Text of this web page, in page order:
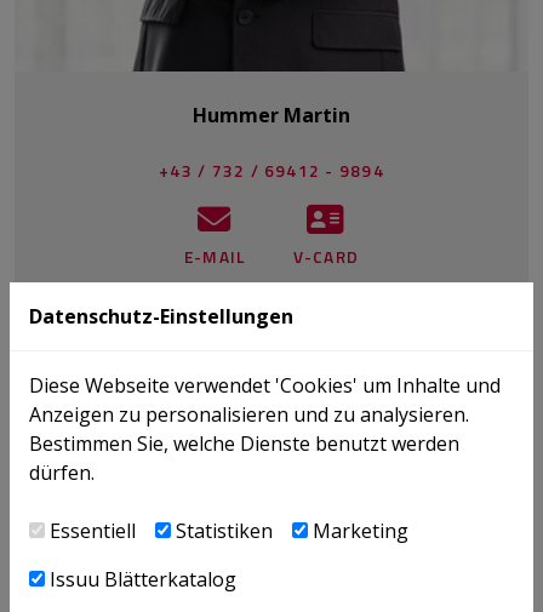
Hummer Martin
+43 / 732 / 69412 - 9894
E-MAIL V-CARD
NEWS
PUBLIKATIONEN
Dazu passend
Datenschutz-Einstellungen
Diese Webseite verwendet 'Cookies' um Inhalte und
Anzeigen zu personalisieren und zu analysieren.
Bestimmen Sie, welche Dienste benutzt werden
dürfen.
Essentiell Statistiken
Marketing
Issuu Blätterkatalog